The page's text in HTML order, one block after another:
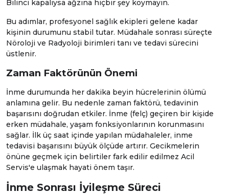
Bilinci kapalıysa ağzına hiçbir şey koymayın.
Bu adımlar, profesyonel sağlık ekipleri gelene kadar
kişinin durumunu stabil tutar. Müdahale sonrası süreçte
Nöroloji ve Radyoloji birimleri tanı ve tedavi sürecini
üstlenir.
Zaman Faktörünün Önemi
İnme durumunda her dakika beyin hücrelerinin ölümü
anlamına gelir. Bu nedenle zaman faktörü, tedavinin
başarısını doğrudan etkiler. İnme (felç) geçiren bir kişide
erken müdahale, yaşam fonksiyonlarının korunmasını
sağlar. İlk üç saat içinde yapılan müdahaleler, inme
tedavisi başarısını büyük ölçüde artırır. Gecikmelerin
önüne geçmek için belirtiler fark edilir edilmez Acil
Servis'e ulaşmak hayati önem taşır.
İnme Sonrası İyileşme Süreci